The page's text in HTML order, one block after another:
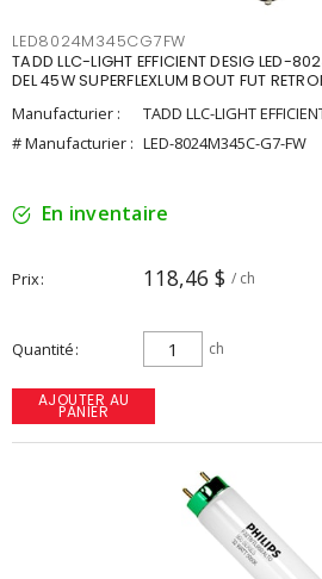
LED8024M345CG7FW
TADD LLC-LIGHT EFFICIENT DESIG LED-
DEL 45W SUPERFLEXLUM BOUT FUT
Manufacturier :
TADD LLC-LIGHT
# Manufacturier : LED-8024M345C-G7-FW
En inventaire
Prix 118,46 $ / ch
Quantité ch
AJOUTER AU
PANIER